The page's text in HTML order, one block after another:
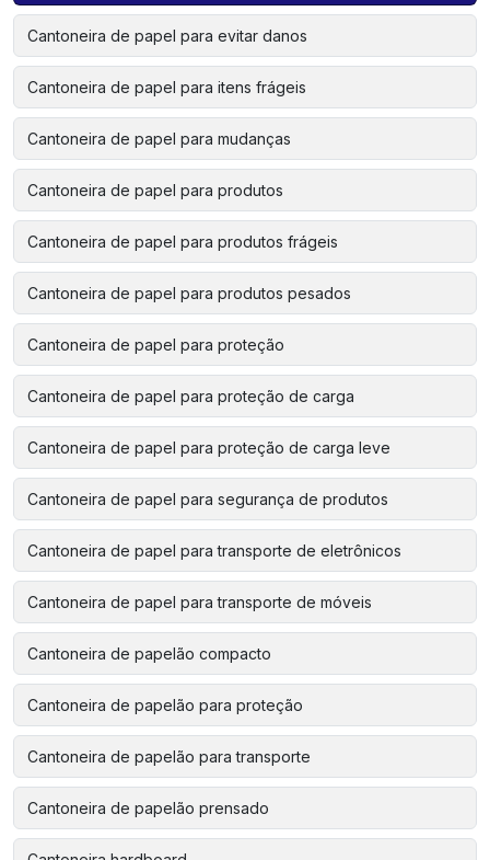
Cantoneira de papel para evitar danos
Cantoneira de papel para itens frágeis
Cantoneira de papel para mudanças
Cantoneira de papel para produtos
Cantoneira de papel para produtos frágeis
Cantoneira de papel para produtos pesados
Cantoneira de papel para proteção
Cantoneira de papel para proteção de carga
Cantoneira de papel para proteção de carga leve
Cantoneira de papel para segurança de produtos
Cantoneira de papel para transporte de eletrônicos
Cantoneira de papel para transporte de móveis
Cantoneira de papelão compacto
Cantoneira de papelão para proteção
Cantoneira de papelão para transporte
Cantoneira de papelão prensado